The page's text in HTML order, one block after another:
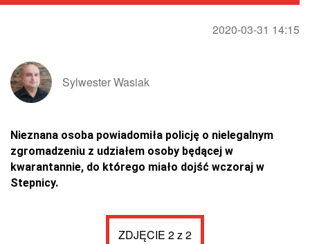
2020-03-31 14:15
Sylwester Wasiak
Nieznana osoba powiadomiła policję o nielegalnym
zgromadzeniu z udziałem osoby będącej w
kwarantannie, do którego miało dojść wczoraj w
Stepnicy.
ZDJĘCIE 2 z 2